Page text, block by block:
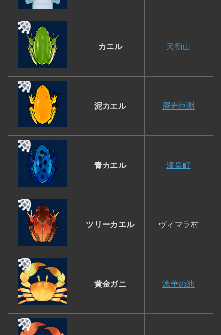
カエル 天衡山
泥カエル 層岩巨淵
青カエル 清泉町
ツリーカエル ヴィマラ村
黄金ガニ 漉華の池